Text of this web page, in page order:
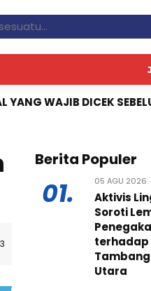
SEBELUM
Berita Populer
01. 05 AGU 2026
Aktivis
Soroti
terhadap
Utara